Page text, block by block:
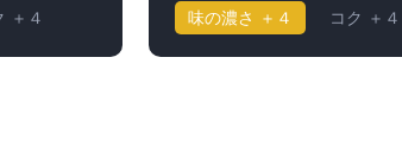
＋４ 味の濃さ ＋４ コク ＋４